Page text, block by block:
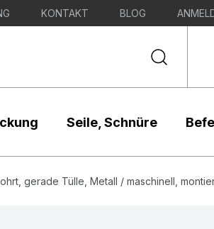
KONTAKT BLOG
Seile, Schnüre
gerade Tülle, Metall / maschinell,